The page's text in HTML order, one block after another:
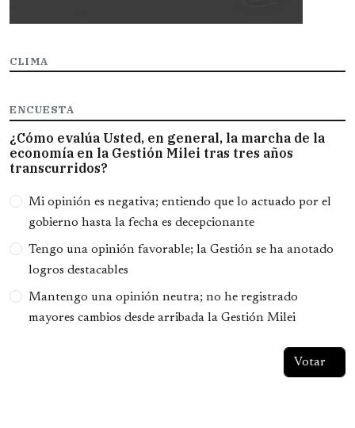
CLIMA
ENCUESTA
¿Cómo evalúa Usted, en general, la marcha de la
economía en la Gestión Milei tras tres años
transcurridos?
Opciones
Mi opinión es negativa; entiendo que lo actuado por el
gobierno hasta la fecha es decepcionante
Tengo una opinión favorable; la Gestión se ha anotado
logros destacables
Mantengo una opinión neutra; no he registrado
mayores cambios desde arribada la Gestión Milei